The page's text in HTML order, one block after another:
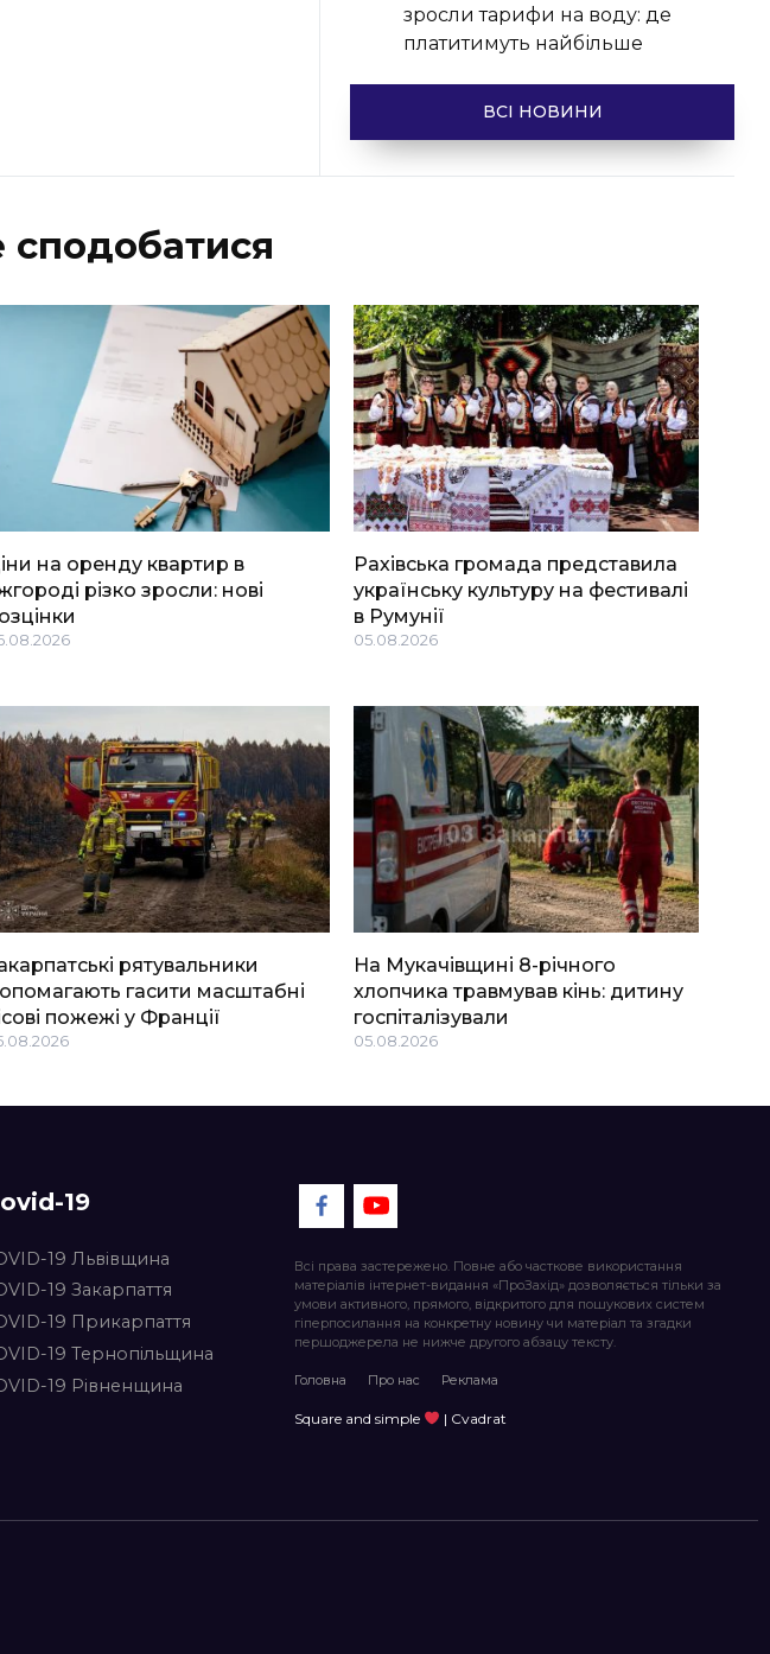
зросли тарифи на воду: де
платитимуть найбільше
ВСІ НОВИНИ
на оренду квартир в
різко зросли: нові
Рахівська громада представила
українську культуру на фестивалі
в Румунії
05.08.2026
рятувальники
гасити масштабні
пожежі у Франції
На Мукачівщині 8-річного
хлопчика травмував кінь: дитину
госпіталізували
05.08.2026
19
19 Львівщина
19 Закарпаття
19 Прикарпаття
19 Тернопільщина
19 Рівненщина
Всі права застережено. Повне або часткове використання
матеріалів інтернет-видання «ПроЗахід» дозволяється тільки за
умови активного, прямого, відкритого для пошукових систем
гіперпосилання на конкретну новину чи матеріал та згадки
першоджерела не нижче другого абзацу тексту.
Головна Про нас Реклама
Square and simple | Cvadrat